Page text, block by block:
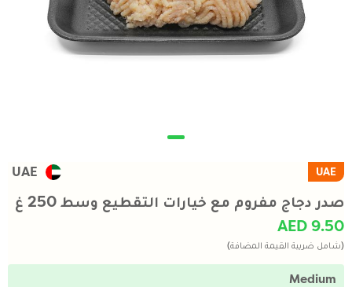
UAE
UAE
صدر دجاج مفروم مع خيارات التقطيع وسط 250 غ
AED 9.50
(شامل ضريبة القيمة المضافة)
Medium